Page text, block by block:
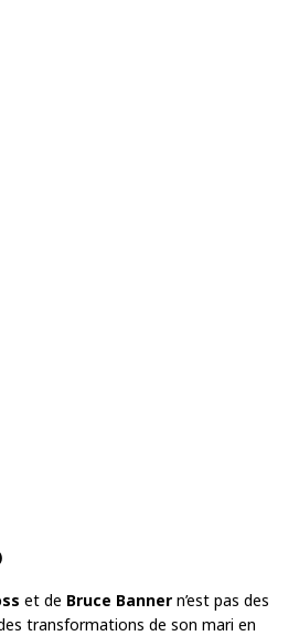
et de Bruce Banner n’est pas des
transformations de son mari en